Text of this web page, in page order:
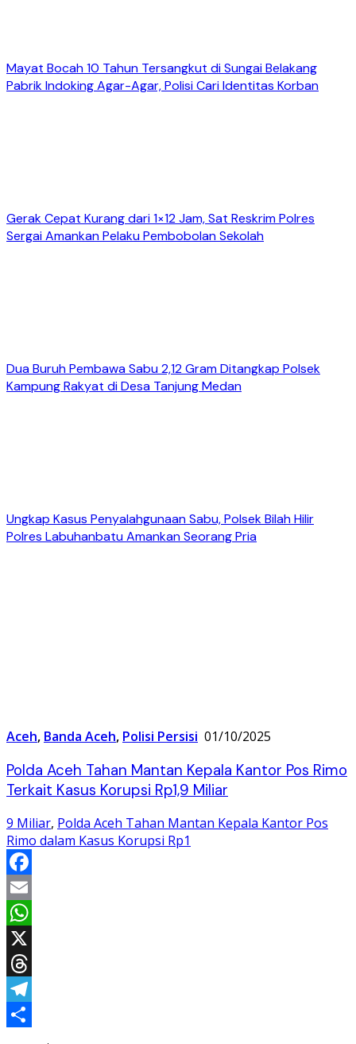
Mayat Bocah 10 Tahun Tersangkut di Sungai Belakang
Pabrik Indoking Agar-Agar, Polisi Cari Identitas Korban
Gerak Cepat Kurang dari 1×12 Jam, Sat Reskrim Polres
Sergai Amankan Pelaku Pembobolan Sekolah
Dua Buruh Pembawa Sabu 2,12 Gram Ditangkap Polsek
Kampung Rakyat di Desa Tanjung Medan
Ungkap Kasus Penyalahgunaan Sabu, Polsek Bilah Hilir
Polres Labuhanbatu Amankan Seorang Pria
Aceh, Banda Aceh, Polisi Persisi 01/10/2025
Polda Aceh Tahan Mantan Kepala Kantor Pos Rimo
Terkait Kasus Korupsi Rp1,9 Miliar
9 Miliar, Polda Aceh Tahan Mantan Kepala Kantor Pos
Rimo dalam Kasus Korupsi Rp1
Facebook
Email
WhatsApp
X
Threads
Telegram